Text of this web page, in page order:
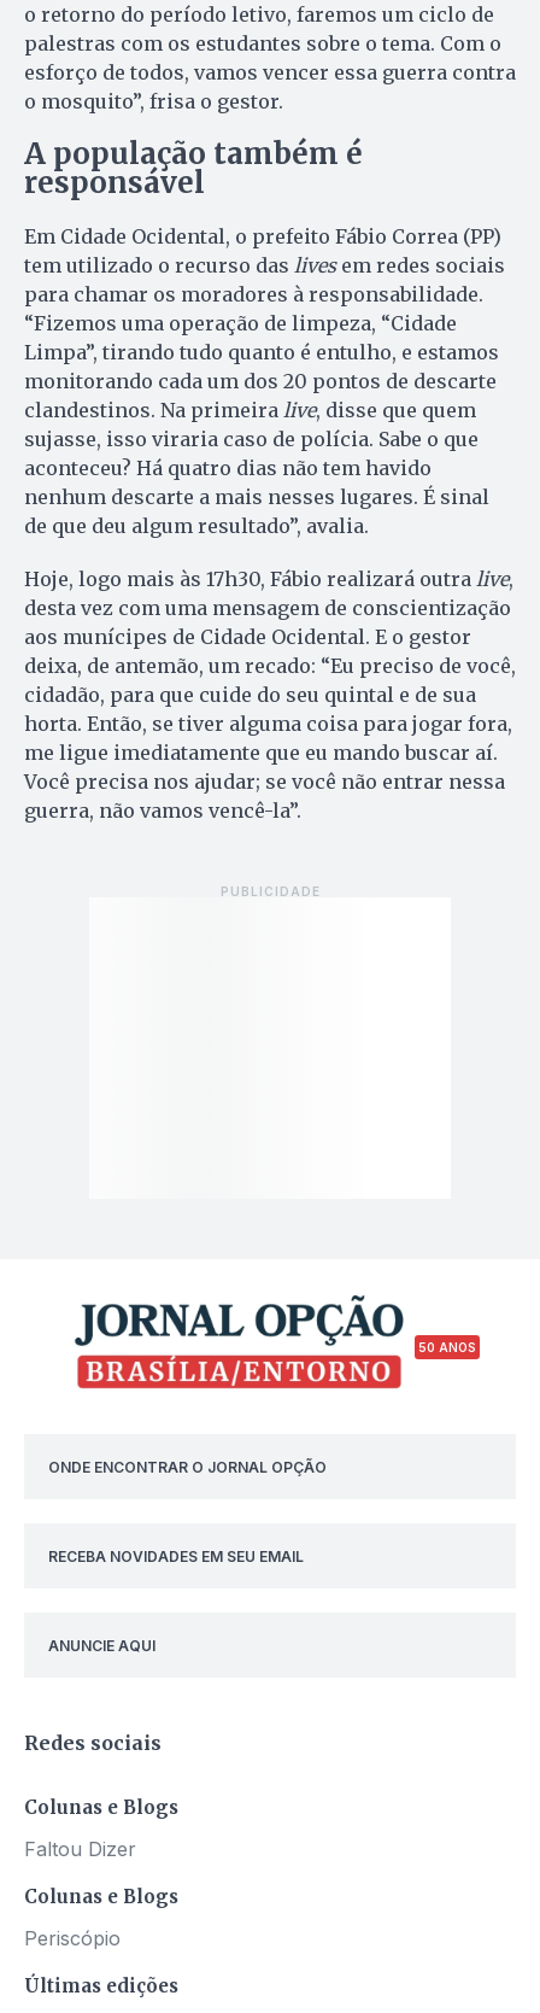
o retorno do período letivo, faremos um ciclo de
palestras com os estudantes sobre o tema. Com o
esforço de todos, vamos vencer essa guerra contra
o mosquito”, frisa o gestor.
A população também é
responsável
Em Cidade Ocidental, o prefeito Fábio Correa (PP)
tem utilizado o recurso das livesem redes sociais
para chamar os moradores à responsabilidade.
“Fizemos uma operação de limpeza, “Cidade
Limpa”, tirando tudo quanto é entulho, e estamos
monitorando cada um dos 20 pontos de descarte
clandestinos. Na primeira live, disse que quem
sujasse, isso viraria caso de polícia. Sabe o que
aconteceu? Há quatro dias não tem havido
nenhum descarte a mais nesses lugares. É sinal
de que deu algum resultado”, avalia.
Hoje, logo mais às 17h30, Fábio realizará outra live,
desta vez com uma mensagem de conscientização
aos munícipes de Cidade Ocidental. E o gestor
deixa, de antemão, um recado: “Eu preciso de você,
cidadão, para que cuide do seu quintal e de sua
horta. Então, se tiver alguma coisa para jogar fora,
me ligue imediatamente que eu mando buscar aí.
Você precisa nos ajudar; se você não entrar nessa
guerra, não vamos vencê-la”.
50 ANOS
ONDE ENCONTRAR O JORNAL OPÇÃO
RECEBA NOVIDADES EM SEU EMAIL
ANUNCIE AQUI
Redes sociais
Colunas e Blogs
Faltou Dizer
Colunas e Blogs
Periscópio
Últimas edições